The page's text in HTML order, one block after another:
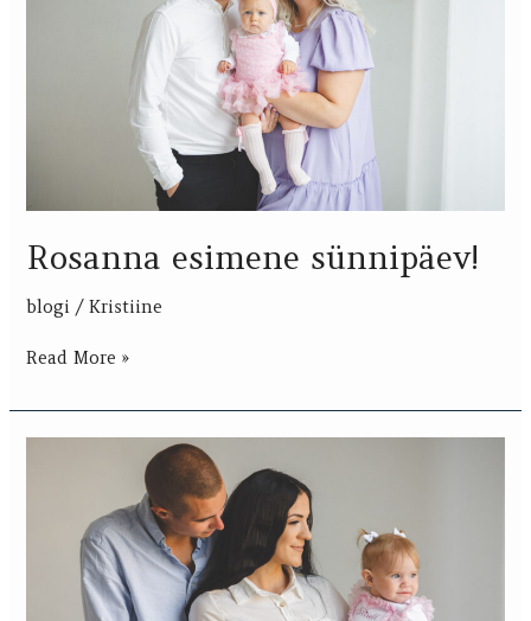
Rosanna esimene sünnipäev!
blogi /Kristiine
Read More »